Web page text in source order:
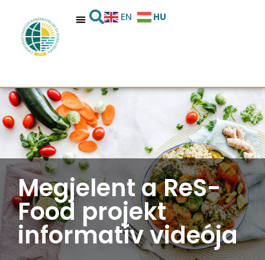
EN HU
Megjelent a ReS-
Food projekt
informatív videója